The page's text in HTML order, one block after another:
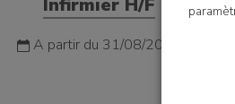
Infirmier H/F
A partir du 31/08/2026